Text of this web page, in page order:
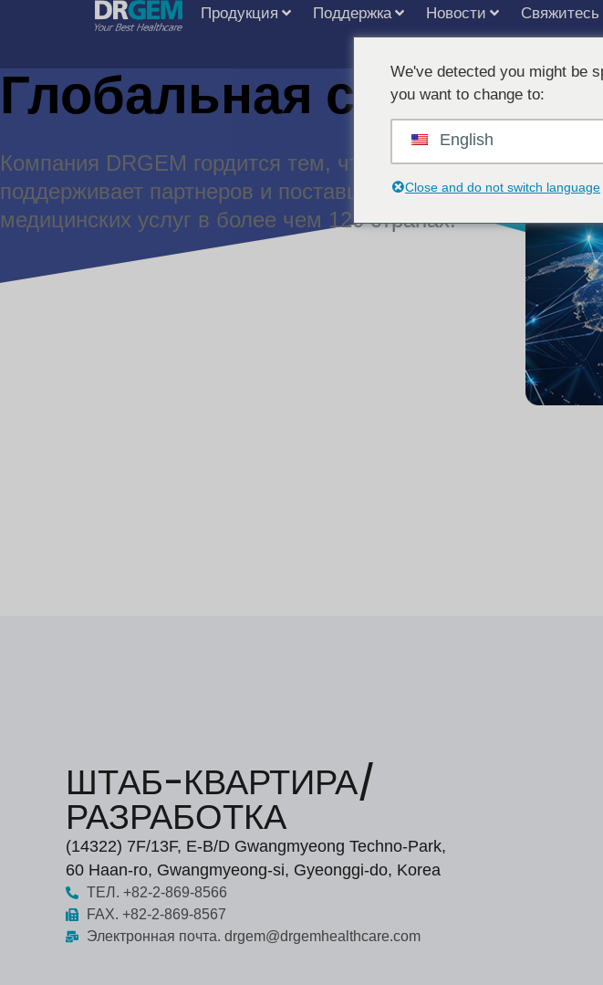
Продукция Поддержка Новости
Глобальная сеть
Компания DRGEM гордится тем, что
поддерживает партнеров и поставщиков
медицинских услуг в более чем 120 странах.
ШТАБ-КВАРТИРА/
РАЗРАБОТКА
(14322) 7F/13F, E-B/D Gwangmyeong Techno-Park,
60 Haan-ro, Gwangmyeong-si, Gyeonggi-do, Korea
ТЕЛ. +82-2-869-8566
FAX. +82-2-869-8567
Электронная почта. drgem@drgemhealthcare.com
We've detected you might be
you want to change to:
English
Close and do not switch language